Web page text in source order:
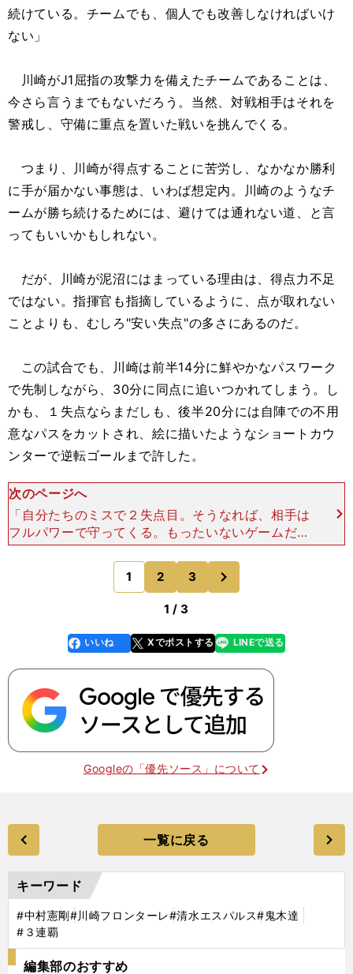
続けている。チームでも、個人でも改善しなければいけ
ない」
川崎がJ1屈指の攻撃力を備えたチームであることは、
今さら言うまでもないだろう。当然、対戦相手はそれを
警戒し、守備に重点を置いた戦いを挑んでくる。
つまり、川崎が得点することに苦労し、なかなか勝利
に手が届かない事態は、いわば想定内。川崎のようなチ
ームが勝ち続けるためには、避けては通れない道、と言
ってもいいかもしれない。
だが、川崎が泥沼にはまっている理由は、得点力不足
ではない。指揮官も指摘しているように、点が取れない
ことよりも、むしろ"安い失点"の多さにあるのだ。
この試合でも、川崎は前半14分に鮮やかなパスワーク
で先制しながら、30分に同点に追いつかれてしまう。し
かも、１失点ならまだしも、後半20分には自陣での不用
意なパスをカットされ、絵に描いたようなショートカウ
ンターで逆転ゴールまで許した。
次のページへ
「自分たちのミスで２失点目。そうなれば、相手は
フルパワーで守ってくる。もったいないゲームだっ
た」 そう言って嘆くのは、MF中村憲剛。鬼木監
督同様、「失点の仕方」を課題に挙げ、こう語る。
「（先制したあと
1 2 3
1 / 3
faceboo
k
いいね Xでポストする
line LINEで送る
Googleの「優先ソース」について
一覧に戻る
キーワード
#中村憲剛#川崎フロンターレ#清水エスパルス#鬼木達
#３連覇
編集部のおすすめ